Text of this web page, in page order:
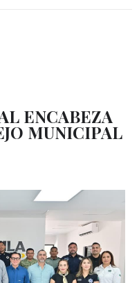
ENCABEZA
MUNICIPAL